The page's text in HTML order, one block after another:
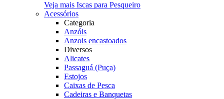
Veja mais Iscas para Pesqueiro
Acessórios
Categoria
Anzóis
Anzois encastoados
Diversos
Alicates
Passaguá (Puça)
Estojos
Caixas de Pesca
Cadeiras e Banquetas